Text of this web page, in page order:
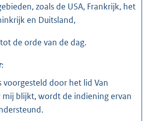
zoals de USA, Frankrijk, het
en Duitsland,
de orde van de dag.
:
voorgesteld door het lid Van
mij blijkt, wordt de indiening ervan